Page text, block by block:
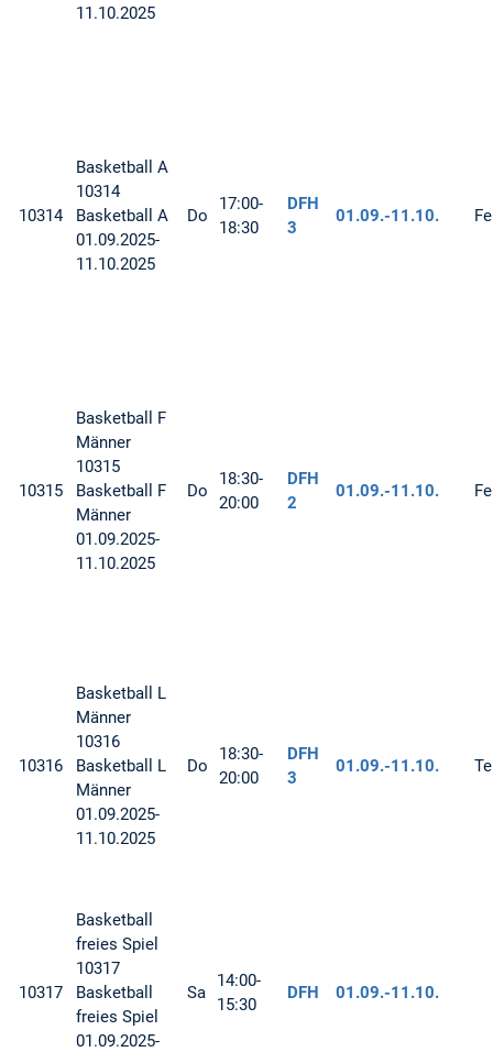
11.10.2025
10314
Basketball A
10314
Basketball A
01.09.2025-
11.10.2025
Do
17:00-
18:30
DFH
3
01.09.-11.10.
10315
Basketball F
Männer
10315
Basketball F
Männer
01.09.2025-
11.10.2025
Do
18:30-
20:00
DFH
2
01.09.-11.10.
10316
Basketball L
Männer
10316
Basketball L
Männer
01.09.2025-
11.10.2025
Do
18:30-
20:00
DFH
3
01.09.-11.10.
10317
Basketball
freies Spiel
10317
Basketball
freies Spiel
01.09.2025-
Sa
14:00-
15:30
DFH 01.09.-11.10.